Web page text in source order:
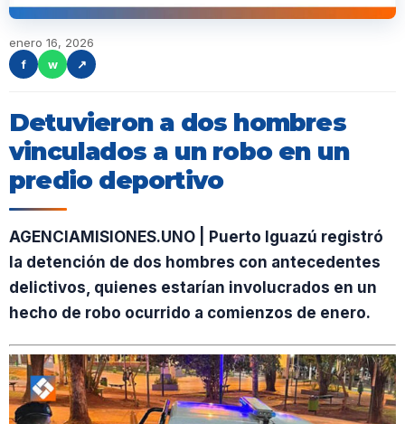
enero 16, 2026
f
w ↗
Detuvieron a dos hombres
vinculados a un robo en un
predio deportivo
AGENCIAMISIONES.UNO | Puerto Iguazú registró
la detención de dos hombres con antecedentes
delictivos, quienes estarían involucrados en un
hecho de robo ocurrido a comienzos de enero.